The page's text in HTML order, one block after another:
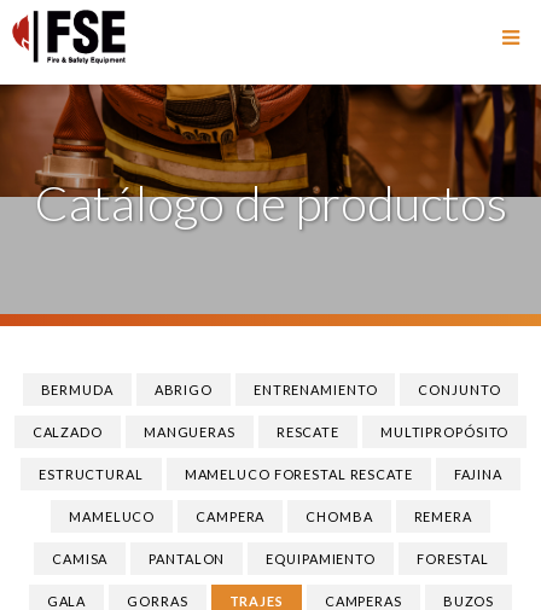
Catálogo de productos
BERMUDA ABRIGO ENTRENAMIENTO CONJUNTO
CALZADO MANGUERAS RESCATE MULTIPROPÓSITO
ESTRUCTURAL MAMELUCO FORESTAL RESCATE FAJINA
MAMELUCO CAMPERA CHOMBA REMERA
CAMISA PANTALON EQUIPAMIENTO FORESTAL
GALA GORRAS TRAJES CAMPERAS BUZOS